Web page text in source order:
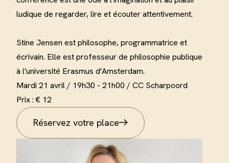
ludique de regarder, lire et écouter attentivement.
Stine Jensen est philosophe, programmatrice et
écrivain. Elle est professeur de philosophie publique
à l'université Erasmus d'Amsterdam.
Mardi 21 avril / 19h30 - 21h00 / CC Scharpoord
Prix : € 12
Réservez votre place